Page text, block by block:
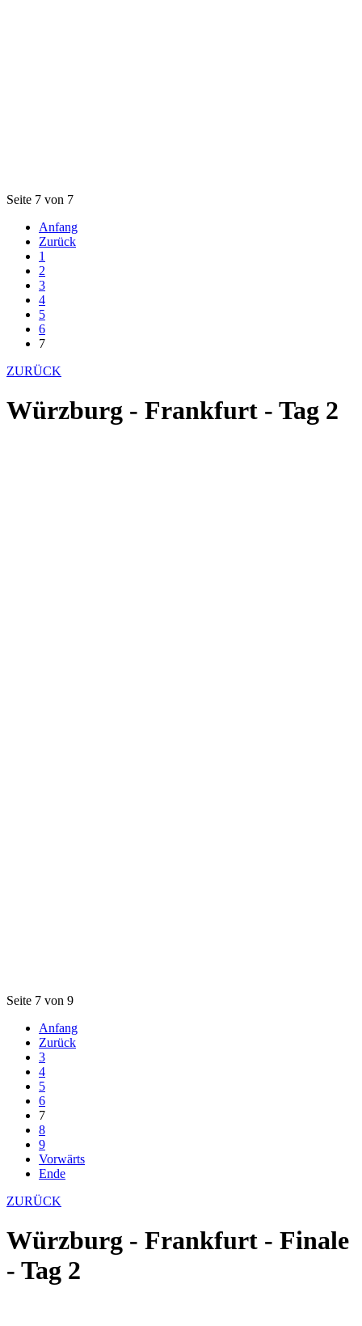
Seite 7 von 7
Anfang
Zurück
1
2
3
4
5
6
7
ZURÜCK
Würzburg - Frankfurt - Tag 2
Seite 7 von 9
Anfang
Zurück
3
4
5
6
7
8
9
Vorwärts
Ende
ZURÜCK
Würzburg - Frankfurt - Finale
- Tag 2